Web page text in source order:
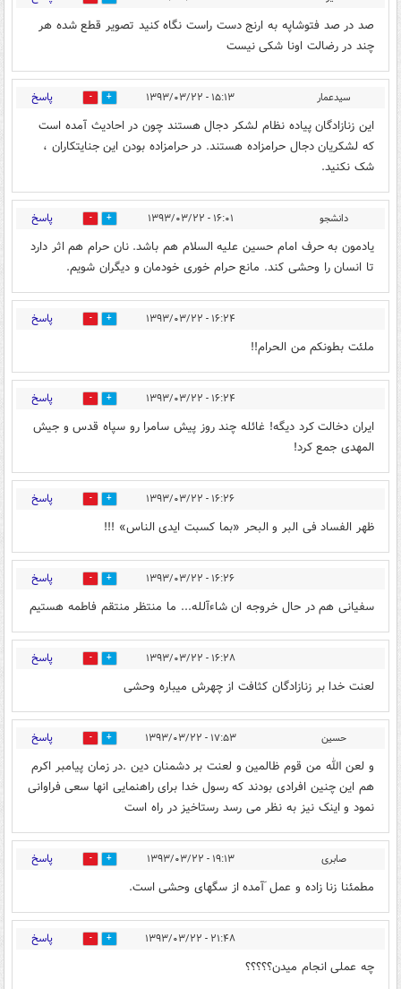
صد در صد فتوشاپه به ارنج دست راست نگاه کنید تصویر قطع شده هر
چند در رضالت اونا شکی نیست
سیدعمار ۱۵:۱۳ - ۱۳۹۳/۰۳/۲۲ 0 پاسخ
این زنازادگان پیاده نظام لشکر دجال هستند چون در احادیث آمده است
که لشکریان دجال حرامزاده هستند. در حرامزاده بودن این جنایتکاران ،
شک نکنید.
دانشجو ۱۶:۰۱ - ۱۳۹۳/۰۳/۲۲ 0 پاسخ
یادمون به حرف امام حسین علیه السلام هم باشد. نان حرام هم اثر دارد
تا انسان را وحشی کند. مانع حرام خوری خودمان و دیگران شویم.
۱۶:۲۴ - ۱۳۹۳/۰۳/۲۲ 0 پاسخ
ملئت بطونکم من الحرام!!
۱۶:۲۴ - ۱۳۹۳/۰۳/۲۲ 0 پاسخ
ایران دخالت کرد دیگه! غائله چند روز پیش سامرا رو سپاه قدس و جیش
المهدی جمع کرد!
۱۶:۲۶ - ۱۳۹۳/۰۳/۲۲ 0 پاسخ
ظهر الفساد فی البر و البحر «بما کسبت ایدی الناس» !!!
۱۶:۲۶ - ۱۳۹۳/۰۳/۲۲ 0 پاسخ
سفیانی هم در حال خروجه ان شاءآلله... ما منتظر منتقم فاطمه هستیم
۱۶:۲۸ - ۱۳۹۳/۰۳/۲۲ 0 پاسخ
لعنت خدا بر زنازادگان کثافت از چهرش میباره وحشی
حسین ۱۷:۵۳ - ۱۳۹۳/۰۳/۲۲ 0 پاسخ
و لعن الله من قوم ظالمین و لعنت بر دشمنان دین .در زمان پیامبر اکرم
هم این چنین افرادی بودند که رسول خدا برای راهنمایی انها سعی فراوانی
نمود و اینک نیز به نظر می رسد رستاخیز در راه است
صابری ۱۹:۱۳ - ۱۳۹۳/۰۳/۲۲ 0 پاسخ
مطمئنا زنا زاده و عمل َآمده از سگهای وحشی است.
۲۱:۴۸ - ۱۳۹۳/۰۳/۲۲ 0 پاسخ
چه عملی انجام میدن؟؟؟؟؟